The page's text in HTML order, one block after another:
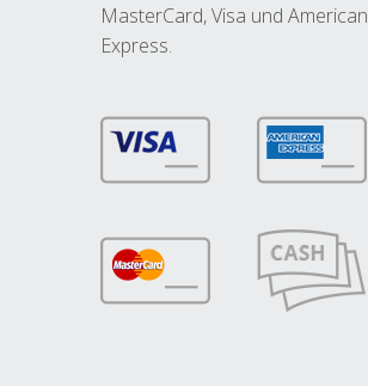
MasterCard, Visa und American
Express.